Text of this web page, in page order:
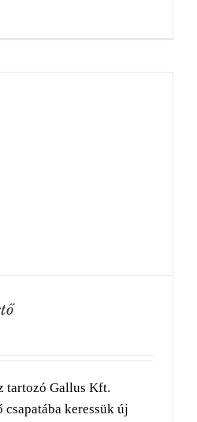
tartozó Gallus Kft.
keressük új